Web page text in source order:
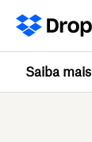
Saiba mais